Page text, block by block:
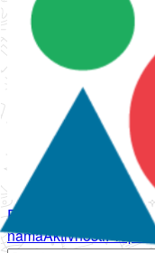
Početna
namaAktivnostiPropisi